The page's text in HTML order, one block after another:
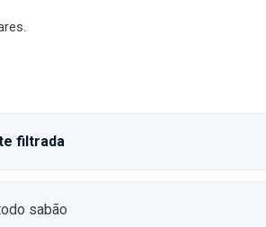
filtrada
sabão